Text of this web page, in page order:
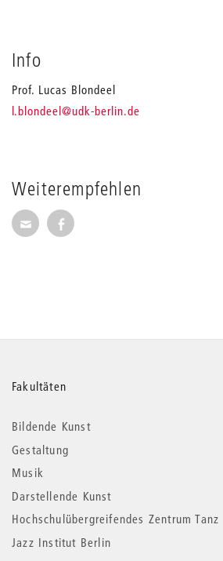
Weiterempfehlen
Seite per E-Mail
Seite auf Facebook
Info
Prof. Lucas Blondeel
l.blondeel_
@udk-berlin.de
Weitere
Informationen
Fakultäten
Bildende Kunst
Gestaltung
Musik
Darstellende Kunst
Hochschulübergreifendes Zentrum Tanz
Jazz Institut Berlin